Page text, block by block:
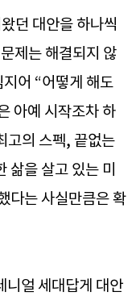
던 대안을 하나씩
제는 해결되지 않
어 “어떻게 해도
아예 시작조차 하
고의 스펙, 끝없는
삶을 살고 있는 미
다는 사실만큼은 확
니얼 세대답게 대안